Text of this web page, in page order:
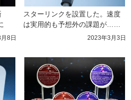
8日
スターリンクを設置した。速度
は実用的も予想外の課題が……
2023年3月3日